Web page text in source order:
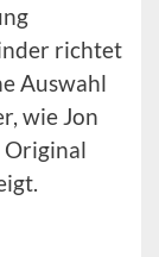
richtet
Auswahl
wie Jon
Original